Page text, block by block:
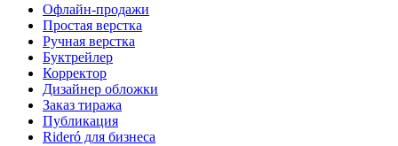
Офлайн-продажи
Простая верстка
Ручная верстка
Буктрейлер
Корректор
Дизайнер обложки
Заказ тиража
Публикация
Rideró для бизнеса